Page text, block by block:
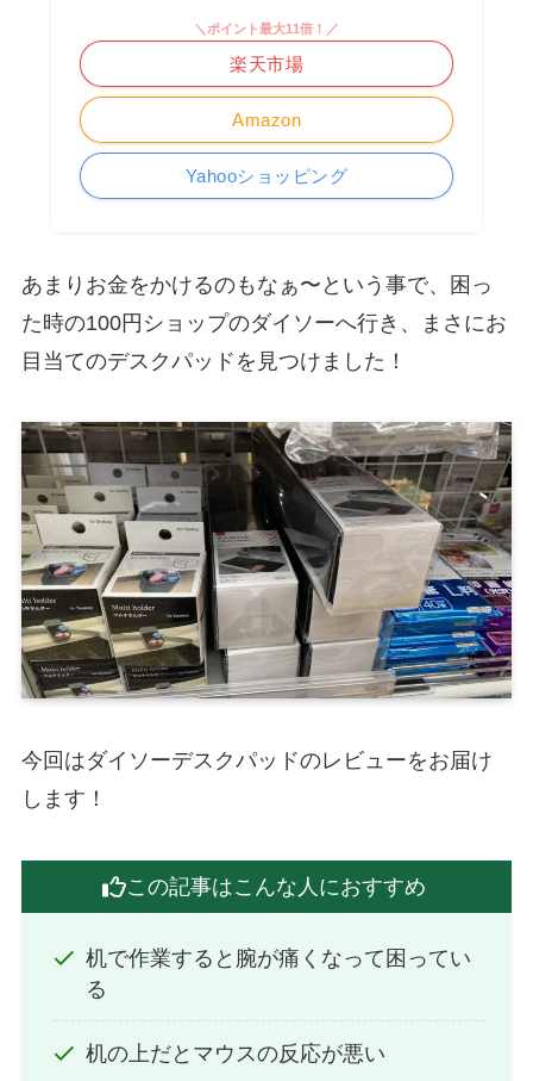
Amazon
＼ポイント最大11倍！／
楽天市場
Yahooショッピング
あまりお金をかけるのもなぁ〜という事で、困っ
た時の100円ショップのダイソーへ行き、まさにお
目当てのデスクパッドを見つけました！
今回はダイソーデスクパッドのレビューをお届け
します！
この記事はこんな人におすすめ
机で作業すると腕が痛くなって困ってい
る
机の上だとマウスの反応が悪い